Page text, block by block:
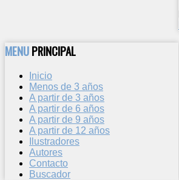
MENUPRINCIPAL
Inicio
Menos de 3 años
A partir de 3 años
A partir de 6 años
A partir de 9 años
A partir de 12 años
Ilustradores
Autores
Contacto
Buscador